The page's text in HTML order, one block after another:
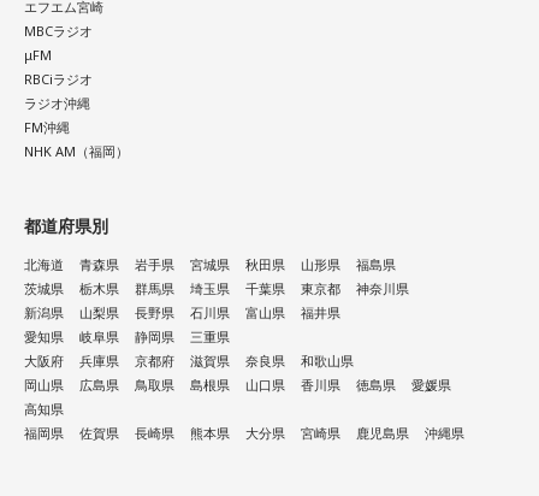
09. TANBI（耽美）
10.TanTan
＜かつしかトリオライブ情報＞
『かつしかトリオ COBALT EXPRESS TOUR 2026』
ァルトホール ※ソールドアウト！
10月31日（土）@福岡 福岡市民ホール 中ホール
11月03日（火・祝）@大阪 森ノ宮ピロティホール
11月07日（土）@愛知 中日ホール
11月13日（金）@東京 東京国際フォーラム ホールC
※ライブの詳細は公式サイトをご確認ください
＜かつしかトリオ プロフィール＞
Re.ripe / ルイ / ろぜっと° / wapiti
10/11(日) 出演
Arche / Ayllton / 青いガーネット / Aonowa / AKAMONE /
Akyk / あすなろ白昼夢 / Absolute area / AND CALL. /
UEBO / Wash My Friday / ウルトラ寿司ふぁいやー / エイハ
ブ / えびちる / エルスウェア紀行 / ENBASE / オートコード /
oh!! 真珠s / osage / Ochunism / Offo tokyo / おとなりにぎん
が計画 / katawara / KamiCat / Khamai Leon / カライドスコ
ープ / 川後陽菜 & YONAKA Band / CAT ATE HOTDOGS / 極
東飯店 / Gill Snatch / QOOPIE / Good Grief / Cloudy / 海月に
さされたら / CRAZY BLUES / KeNN / 幻想痛 / Kono / 古墳シ
エフエム宮崎
MBCラジオ
μFM
RBCiラジオ
ラジオ沖縄
FM沖縄
NHK AM（福岡）
都道府県別
北海道 青森県 岩手県 宮城県 秋田県 山形県
福島県
茨城県
栃木県 群馬県 埼玉県 千葉県 東京都
神奈川県
新潟県
山梨県 長野県 石川県 富山県
福井県
愛知県
岐阜県 静岡県
三重県
大阪府
兵庫県 京都府 滋賀県 奈良県
和歌山県
岡山県
広島県 鳥取県 島根県 山口県 香川県 徳島県
愛媛県
高知県
福岡県
佐賀県 長崎県 熊本県 大分県 宮崎県 鹿児島県 沖縄県